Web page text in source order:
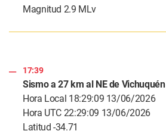
Magnitud 2.9 MLv
17:39
Sismo a 27 km al NE de Vichuquén
Hora Local 18:29:09 13/06/2026
Hora UTC 22:29:09 13/06/2026
Latitud -34.71